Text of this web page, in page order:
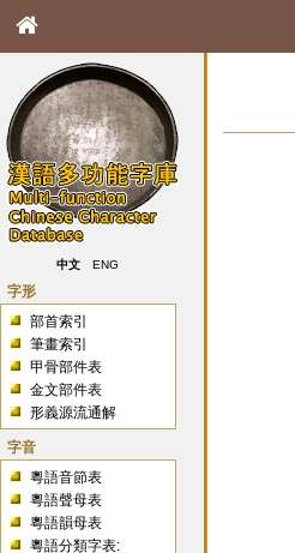
中文 ENG
字形
部首索引
筆畫索引
甲骨部件表
金文部件表
形義源流通解
字音
粵語音節表
粵語聲母表
粵語韻母表
粵語分類字表: